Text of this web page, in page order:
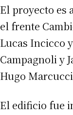
El proyecto es
el frente
Lucas Incicco
Campagnoli y
Hugo
El edificio fue